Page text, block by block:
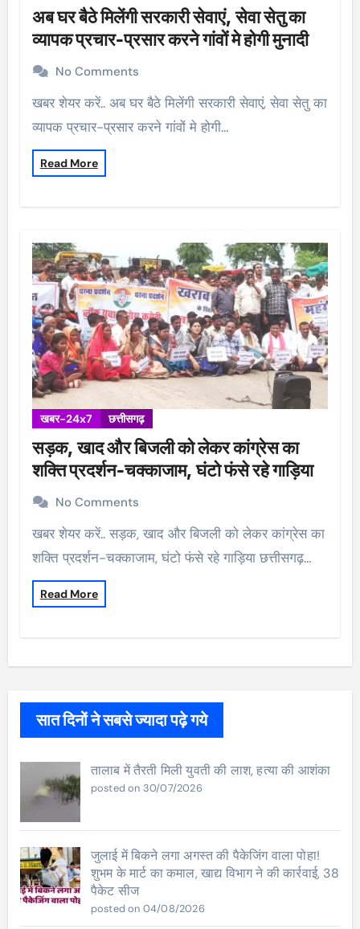
अब घर बैठे मिलेंगी सरकारी सेवाएं, सेवा सेतु का
व्यापक प्रचार-प्रसार करने गांवों मे होगी मुनादी
No Comments
खबर शेयर करें.. अब घर बैठे मिलेंगी सरकारी सेवाएं, सेवा सेतु का
व्यापक प्रचार-प्रसार करने गांवों मे होगी…
Read More
खबर-24x7 छत्तीसगढ़
सड़क, खाद और बिजली को लेकर कांग्रेस का
शक्ति प्रदर्शन-चक्काजाम, घंटो फंसे रहे गाड़िया
No Comments
खबर शेयर करें.. सड़क, खाद और बिजली को लेकर कांग्रेस का
शक्ति प्रदर्शन-चक्काजाम, घंटो फंसे रहे गाड़िया छत्तीसगढ़…
Read More
सात दिनों ने सबसे ज्यादा पढ़े गये
तालाब में तैरती मिली युवती की लाश, हत्या की आशंका
posted on 30/07/2026
जुलाई में बिकने लगा अगस्त की पैकेजिंग वाला पोहा!
शुभम के मार्ट का कमाल, खाद्य विभाग ने की कार्रवाई, 38
पैकेट सीज
posted on 04/08/2026